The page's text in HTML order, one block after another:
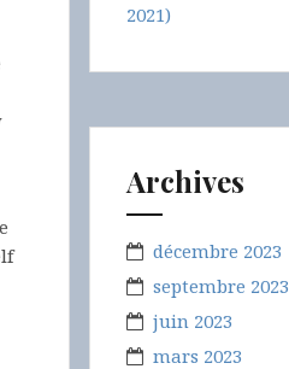
2021)
Archives
décembre 2023
septembre 2023
juin 2023
mars 2023